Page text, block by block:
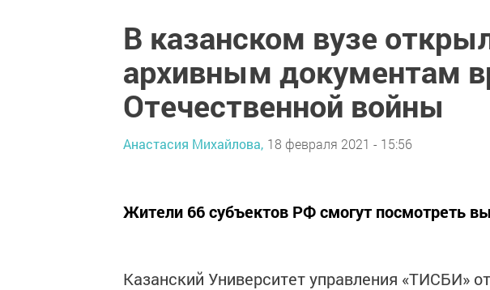
В казанском вузе
архивным документам
Отечественной войны
Анастасия Михайлова, 18 февраля 2021 - 15:56
Жители 66 субъектов РФ смогут посмотреть
Казанский Университет управления «ТИСБИ»